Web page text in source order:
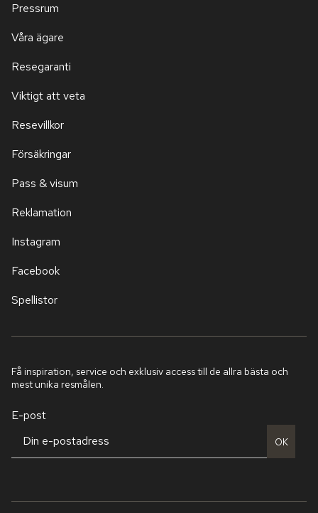
Pressrum
Våra ägare
Resegaranti
Viktigt att veta
Resevillkor
Försäkringar
Pass & visum
Reklamation
Instagram
Facebook
Spellistor
Få inspiration, service och exklusiv access till de allra bästa och
mest unika resmålen.
E-post
OK